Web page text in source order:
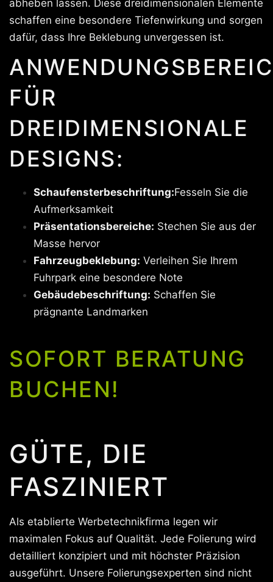
abheben lassen. Diese dreidimensionalen Elemente
schaffen eine besondere Tiefenwirkung und sorgen
dafür, dass Ihre Beklebung unvergessen ist.
FÜR
DREIDIMENSIONALE
DESIGNS:
Schaufensterbeschriftung:Fesseln Sie die
Aufmerksamkeit
Präsentationsbereiche: Stechen Sie aus der
Masse hervor
Fahrzeugbeklebung: Verleihen Sie Ihrem
Fuhrpark eine besondere Note
Gebäudebeschriftung: Schaffen Sie
prägnante Landmarken
SOFORT BERATUNG
BUCHEN!
GÜTE, DIE
FASZINIERT
Als etablierte Werbetechnikfirma legen wir
maximalen Fokus auf Qualität. Jede Folierung wird
detailliert konzipiert und mit höchster Präzision
ausgeführt. Unsere Folierungsexperten sind nicht